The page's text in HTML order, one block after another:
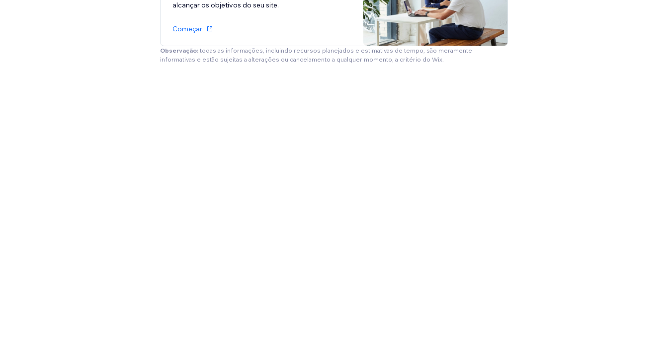
alcançar os objetivos do seu site.
Começar
Observação: todas as informações, incluindo recursos planejados e estimativas de tempo, são meramente
informativas e estão sujeitas a alterações ou cancelamento a qualquer momento, a critério do Wix.